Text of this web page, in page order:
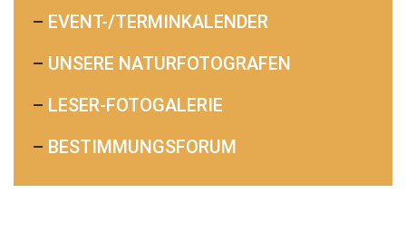
– EVENT-/TERMINKALENDER
– UNSERE NATURFOTOGRAFEN
– LESER-FOTOGALERIE
– BESTIMMUNGSFORUM